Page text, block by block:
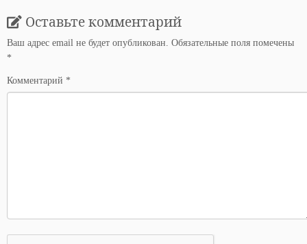
Оставьте комментарий
Ваш адрес email не будет опубликован. Обязательные поля помечены
*
Комментарий *